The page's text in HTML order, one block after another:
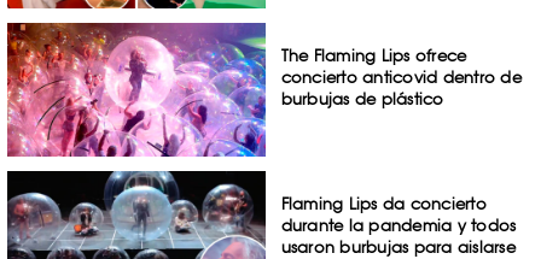
The Flaming Lips ofrece
concierto anticovid dentro de
burbujas de plástico
Flaming Lips da concierto
durante la pandemia y todos
usaron burbujas para aislarse